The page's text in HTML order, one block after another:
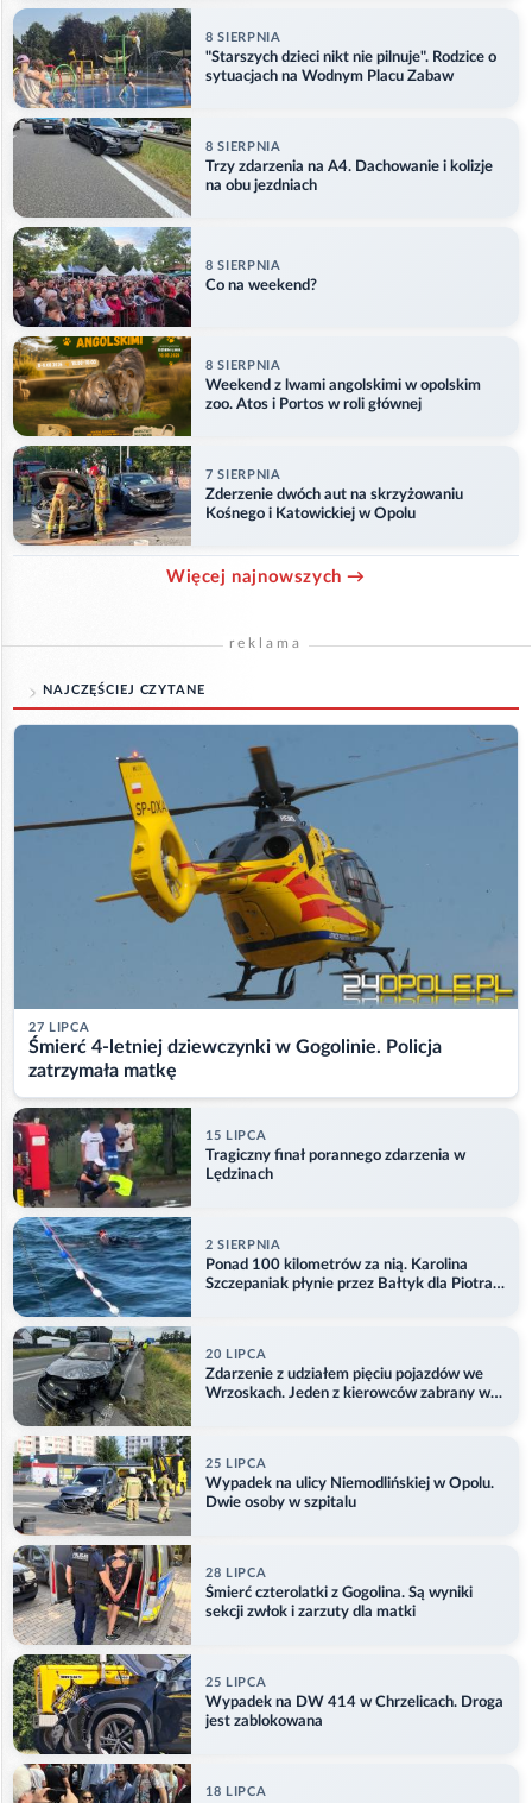
8 SIERPNIA
"Starszych dzieci nikt nie pilnuje". Rodzice o
sytuacjach na Wodnym Placu Zabaw
8 SIERPNIA
Trzy zdarzenia na A4. Dachowanie i kolizje
na obu jezdniach
8 SIERPNIA
Co na weekend?
8 SIERPNIA
Weekend z lwami angolskimi w opolskim
zoo. Atos i Portos w roli głównej
7 SIERPNIA
Zderzenie dwóch aut na skrzyżowaniu
Kośnego i Katowickiej w Opolu
Więcej najnowszych →
reklama
NAJCZĘŚCIEJ CZYTANE
27 LIPCA
Śmierć 4-letniej dziewczynki w Gogolinie. Policja
zatrzymała matkę
15 LIPCA
Tragiczny finał porannego zdarzenia w
Lędzinach
2 SIERPNIA
Ponad 100 kilometrów za nią. Karolina
Szczepaniak płynie przez Bałtyk dla Piotra.
20 LIPCA
Zdarzenie z udziałem pięciu pojazdów we
Wrzoskach. Jeden z kierowców zabrany w
25 LIPCA
Wypadek na ulicy Niemodlińskiej w Opolu.
Dwie osoby w szpitalu
28 LIPCA
Śmierć czterolatki z Gogolina. Są wyniki
sekcji zwłok i zarzuty dla matki
25 LIPCA
Wypadek na DW 414 w Chrzelicach. Droga
jest zablokowana
18 LIPCA